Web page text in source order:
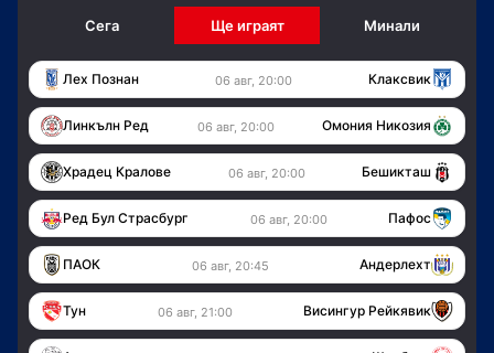
Сега Ще играят Минали
Лех Познан 06 авг, 20:00 Клаксвик
Линкълн Ред 06 авг, 20:00 Омония Никозия
Храдец Кралове 06 авг, 20:00 Бешикташ
Ред Бул Страсбург 06 авг, 20:00 Пафос
ПАОК 06 авг, 20:45 Андерлехт
Тун 06 авг, 21:00 Висингур Рейкявик